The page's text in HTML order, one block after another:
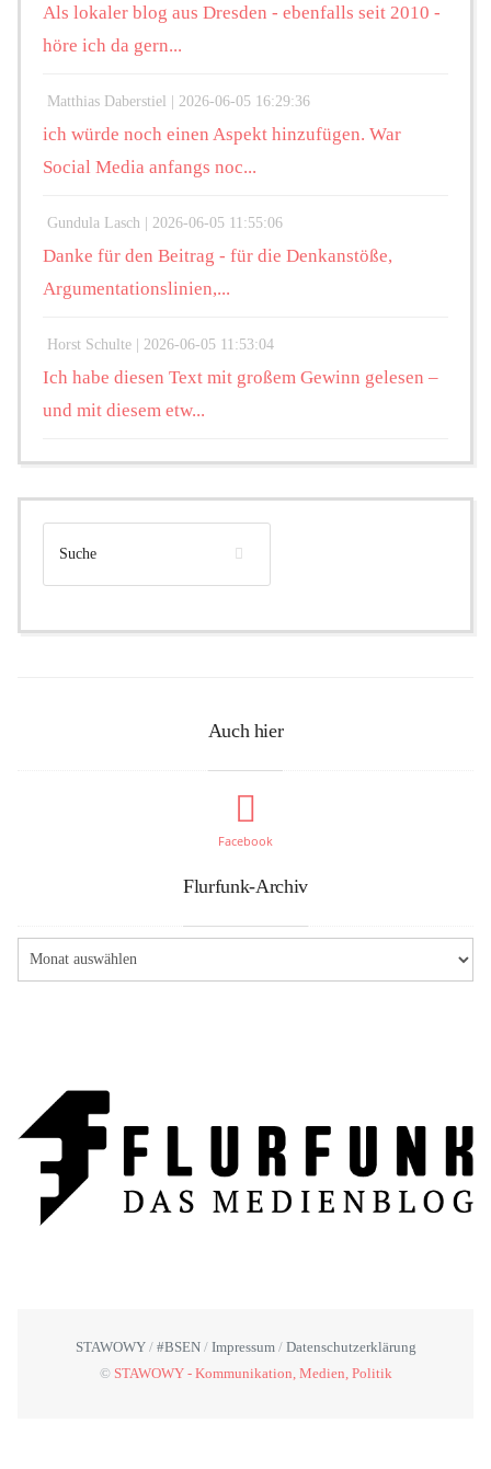
Als lokaler blog aus Dresden - ebenfalls seit 2010 -
höre ich da gern...
Matthias Daberstiel | 2026-06-05 16:29:36
ich würde noch einen Aspekt hinzufügen. War
Social Media anfangs noc...
Gundula Lasch | 2026-06-05 11:55:06
Danke für den Beitrag - für die Denkanstöße,
Argumentationslinien,...
Horst Schulte | 2026-06-05 11:53:04
Ich habe diesen Text mit großem Gewinn gelesen –
und mit diesem etw...
Auch hier
Facebook
Flurfunk-Archiv
STAWOWY #BSEN Impressum
Datenschutzerklärung
© STAWOWY - Kommunikation, Medien, Politik